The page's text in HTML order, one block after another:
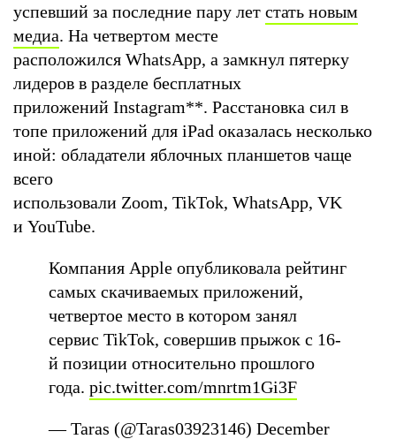
успевший за последние пару лет стать новым
медиа. На четвертом месте
расположился WhatsApp, а замкнул пятерку
лидеров в разделе бесплатных
приложений Instagram**. Расстановка сил в
топе приложений для iPad оказалась несколько
иной: обладатели яблочных планшетов чаще
всего
использовали Zoom, TikTok, WhatsApp, VK
и YouTube.
Компания Apple опубликовала рейтинг
самых скачиваемых приложений,
четвертое место в котором занял
сервис TikTok, совершив прыжок с 16-
й позиции относительно прошлого
года. pic.twitter.com/mnrtm1Gi3F
— Taras (@Taras03923146) December